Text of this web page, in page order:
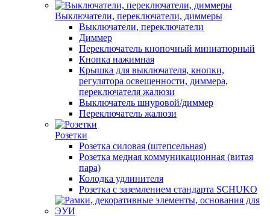
Выключатели, переключатели, диммеры
Выключатели, переключатели
Диммер
Переключатель кнопочный миниатюрный
Кнопка нажимная
Крышка для выключателя, кнопки,
регулятора освещенности, диммера,
переключателя жалюзи
Выключатель шнуровой/диммер
Переключатель жалюзи
Розетки
Розетка силовая (штепсельная)
Розетка медная коммуникационная (витая
пара)
Колодка удлинителя
Розетка с заземлением стандарта SCHUKO